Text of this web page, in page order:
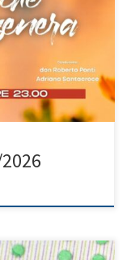
“forze, ideali,
e lo sguardo
– […]